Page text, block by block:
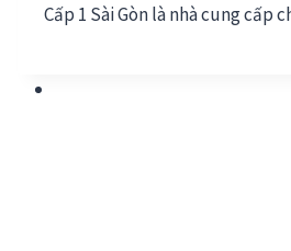
Cấp 1 Sài Gòn là nhà cung cấp